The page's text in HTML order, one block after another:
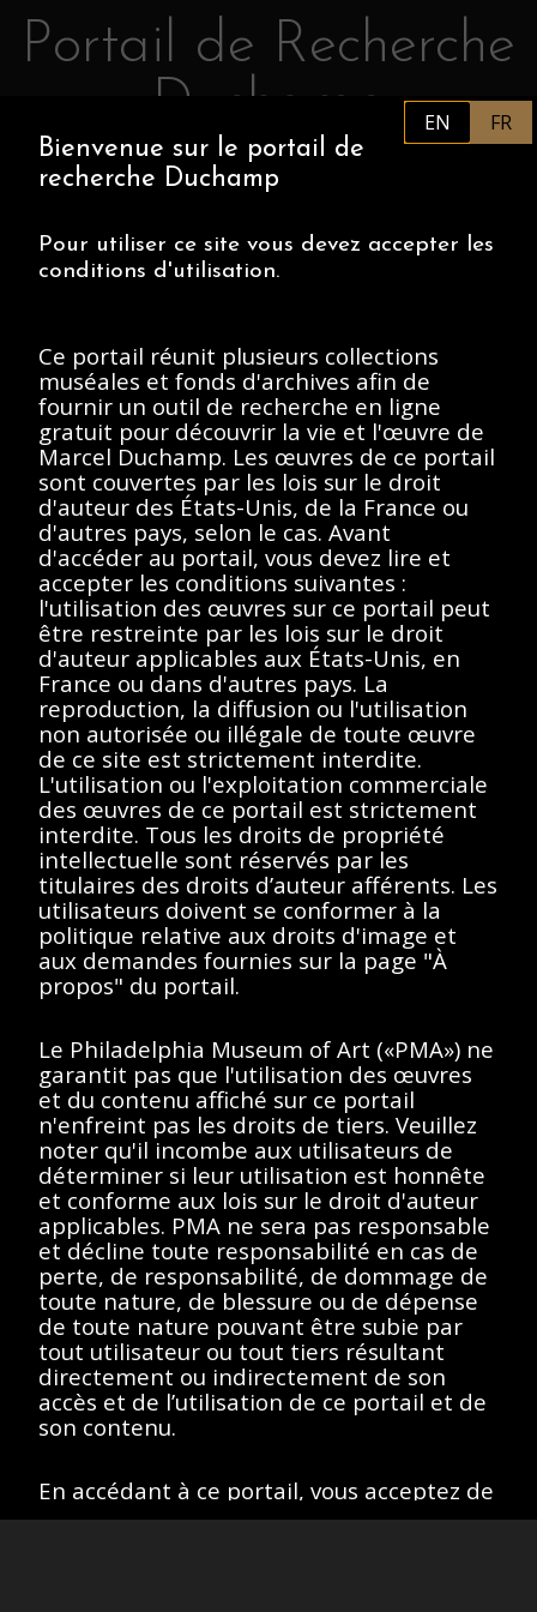
Retourner au contenu principal
Portail de Recherche
Duchamp
PHILADELPHIA MUSEUM OF
ART
Fonds général des
photographies, 1888-
Contenus Description
< Toutes les séries
Afficher éléments << < > >>
Aucun résultat
trouvé.
Veuillez essayer de
supprimer les filtres ou
essayez un autre terme
de recherche.
Afficher éléments << < >
Toutes les œuvres de ce site sont protégées par les lois sur
le droit d'auteur des États-Unis, de la France ou d'autres
pays, selon le cas, ou peuvent comporter certaines
restrictions quant à leur utilisation respective. L’ensemble des
droits de propriété intellectuelle sont détenus par les titulaires
des droits d’auteurs afférents. Les utilisateurs doivent se
Site version : 1.0
EN FR
Bienvenue sur le portail de
recherche Duchamp
Pour utiliser ce site vous devez accepter les
conditions d'utilisation.
Ce portail réunit plusieurs collections
muséales et fonds d'archives afin de
fournir un outil de recherche en ligne
gratuit pour découvrir la vie et l'œuvre de
Marcel Duchamp. Les œuvres de ce portail
sont couvertes par les lois sur le droit
d'auteur des États-Unis, de la France ou
d'autres pays, selon le cas. Avant
d'accéder au portail, vous devez lire et
accepter les conditions suivantes :
l'utilisation des œuvres sur ce portail peut
être restreinte par les lois sur le droit
d'auteur applicables aux États-Unis, en
France ou dans d'autres pays. La
reproduction, la diffusion ou l'utilisation
non autorisée ou illégale de toute œuvre
de ce site est strictement interdite.
L'utilisation ou l'exploitation commerciale
des œuvres de ce portail est strictement
interdite. Tous les droits de propriété
intellectuelle sont réservés par les
titulaires des droits d’auteur afférents. Les
utilisateurs doivent se conformer à la
politique relative aux droits d'image et
aux demandes fournies sur la page "À
propos" du portail.
Le Philadelphia Museum of Art («PMA») ne
garantit pas que l'utilisation des œuvres
et du contenu affiché sur ce portail
n'enfreint pas les droits de tiers. Veuillez
noter qu'il incombe aux utilisateurs de
déterminer si leur utilisation est honnête
et conforme aux lois sur le droit d'auteur
applicables. PMA ne sera pas responsable
et décline toute responsabilité en cas de
perte, de responsabilité, de dommage de
toute nature, de blessure ou de dépense
de toute nature pouvant être subie par
tout utilisateur ou tout tiers résultant
directement ou indirectement de son
accès et de l’utilisation de ce portail et de
son contenu.
En accédant à ce portail, vous acceptez de
respecter ces conditions et restrictions. Si